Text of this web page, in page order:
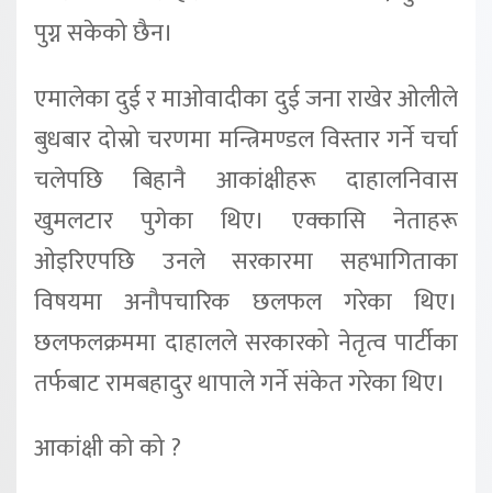
पुग्न सकेको छैन।
एमालेका दुई र माओवादीका दुई जना राखेर ओलीले
बुधबार दोस्रो चरणमा मन्त्रिमण्डल विस्तार गर्ने चर्चा
चलेपछि बिहानै आकांक्षीहरू दाहालनिवास
खुमलटार पुगेका थिए। एक्कासि नेताहरू
ओइरिएपछि उनले सरकारमा सहभागिताका
विषयमा अनौपचारिक छलफल गरेका थिए।
छलफलक्रममा दाहालले सरकारको नेतृत्व पार्टीका
तर्फबाट रामबहादुर थापाले गर्ने संकेत गरेका थिए।
आकांक्षी को को ?